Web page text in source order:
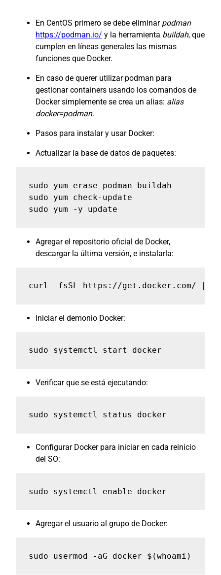
En CentOS primero se debe eliminar podman
https://podman.io/ y la herramienta buildah, que
cumplen en líneas generales las mismas
funciones que Docker.
En caso de querer utilizar podman para
gestionar containers usando los comandos de
Docker simplemente se crea un alias: alias
docker=podman.
Pasos para instalar y usar Docker:
Actualizar la base de datos de paquetes:
sudo yum erase podman buildah
sudo yum check-update
sudo yum -y update
Agregar el repositorio oficial de Docker,
descargar la última versión, e instalarla:
curl -fsSL https://get.docker.com/ | sh
Iniciar el demonio Docker:
sudo systemctl start docker
Verificar que se está ejecutando:
sudo systemctl status docker
Configurar Docker para iniciar en cada reinicio
del SO:
sudo systemctl enable docker
Agregar el usuario al grupo de Docker:
sudo usermod -aG docker $(whoami)